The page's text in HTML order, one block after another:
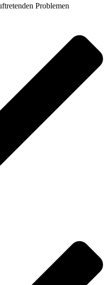
Problemen